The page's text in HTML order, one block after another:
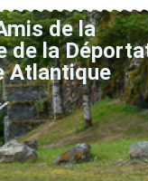
de la
de la
Atlantique